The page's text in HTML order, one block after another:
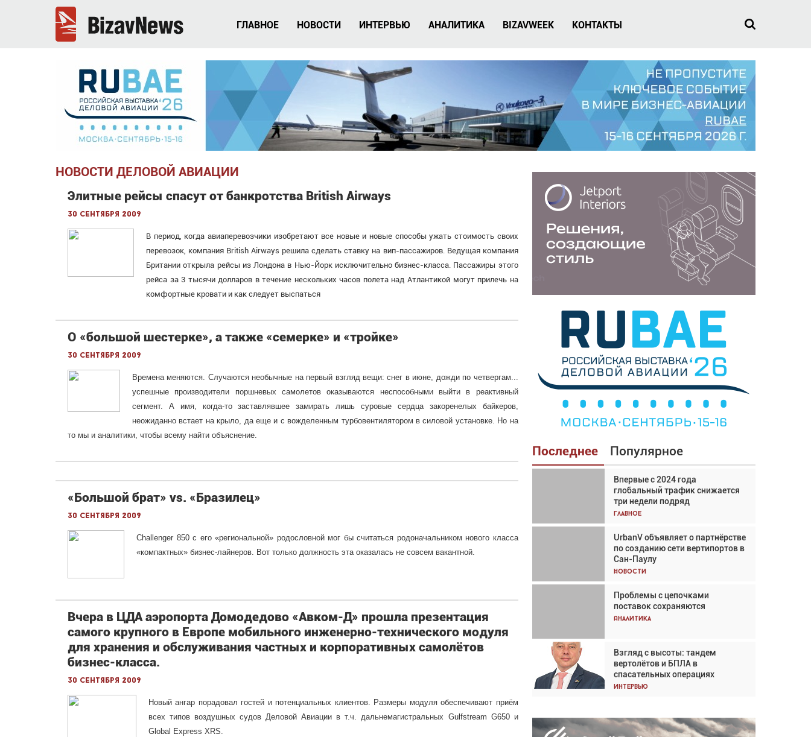
ГЛАВНОЕ НОВОСТИ ИНТЕРВЬЮ АНАЛИТИКА BIZAVWEEK КОНТАКТЫ
НОВОСТИ ДЕЛОВОЙ АВИАЦИИ
Элитные рейсы спасут от банкротства British Airways
30 сентября 2009
В период, когда авиаперевозчики изобретают все новые и новые способы ужать стоимость своих
перевозок, компания British Airways решила сделать ставку на вип-пассажиров. Ведущая компания
Британии открыла рейсы из Лондона в Нью-Йорк исключительно бизнес-класса. Пассажиры этого
рейса за 3 тысячи долларов в течение нескольких часов полета над Атлантикой могут прилечь на
комфортные кровати и как следует выспаться
О «большой шестерке», а также «семерке» и «тройке»
30 сентября 2009
Времена меняются. Случаются необычные на первый взгляд вещи: снег в июне, дожди по четвергам...
успешные производители поршневых самолетов оказываются неспособными выйти в реактивный
сегмент. А имя, когда-то заставлявшее замирать лишь суровые сердца закоренелых байкеров,
неожиданно встает на крыло, да еще и с вожделенным турбовентилятором в силовой установке. Но на
то мы и аналитики, чтобы всему найти объяснение.
«Большой брат» vs. «Бразилец»
30 сентября 2009
Challenger 850 с его «региональной» родословной мог бы считаться родоначальником нового класса
«компактных» бизнес-лайнеров. Вот только должность эта оказалась не совсем вакантной.
Вчера в ЦДА аэропорта Домодедово «Авком-Д» прошла презентация
самого крупного в Европе мобильного инженерно-технического модуля
для хранения и обслуживания частных и корпоративных самолётов
бизнес-класса.
30 сентября 2009
Новый ангар порадовал гостей и потенциальных клиентов. Размеры модуля обеспечивают приём
всех типов воздушных судов Деловой Авиации в т.ч. дальнемагистральных Gulfstream G650 и
Global Express XRS.
Последнее Популярное
Впервые с 2024 года
глобальный трафик снижается
три недели подряд
Главное
UrbanV объявляет о партнёрстве
по созданию сети вертипортов в
Сан-Паулу
Новости
Проблемы с цепочками
поставок сохраняются
Аналитика
Взгляд с высоты: тандем
вертолётов и БПЛА в
спасательных операциях
Интервью
Взгляд с высоты: тандем
вертолётов и БПЛА в
спасательных операциях
Главное
Авиационный фотограф Дэйв
Кох: «Фотография говорит сама
за себя... а ИИ всё портит»
Новости
Впервые с 2024 года
глобальный трафик снижается
три недели подряд
Частный самолёт – это актив.
Подходите к покупке
соответствующим образом
Интервью